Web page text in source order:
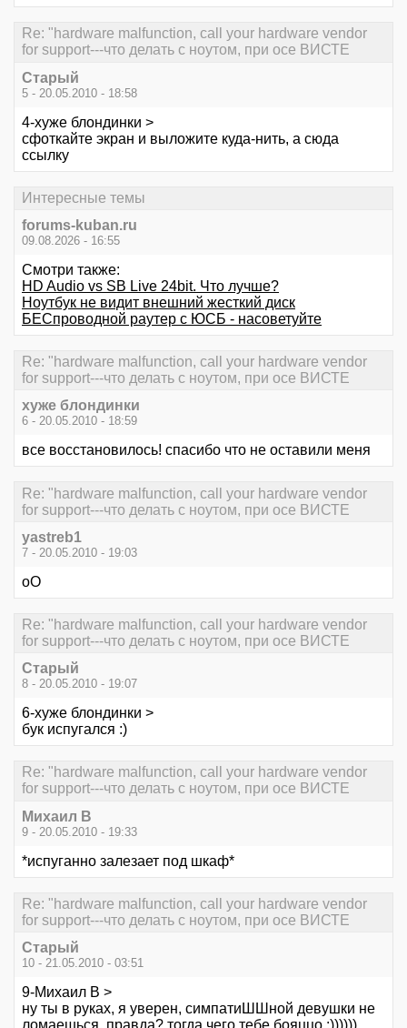
Re: "hardware malfunction, call your hardware vendor
for support---что делать с ноутом, при осе ВИСТЕ
Старый
5 - 20.05.2010 - 18:58
4-хуже блондинки >
сфоткайте экран и выложите куда-нить, а сюда
ссылку
Интересные темы
forums-kuban.ru
09.08.2026 - 16:55
Смотри также:
HD Audio vs SB Live 24bit. Что лучше?
Ноутбук не видит внешний жесткий диск
БЕСпроводной раутер с ЮСБ - насоветуйте
Re: "hardware malfunction, call your hardware vendor
for support---что делать с ноутом, при осе ВИСТЕ
хуже блондинки
6 - 20.05.2010 - 18:59
все восстановилось! спасибо что не оставили меня
Re: "hardware malfunction, call your hardware vendor
for support---что делать с ноутом, при осе ВИСТЕ
yastreb1
7 - 20.05.2010 - 19:03
оО
Re: "hardware malfunction, call your hardware vendor
for support---что делать с ноутом, при осе ВИСТЕ
Старый
8 - 20.05.2010 - 19:07
6-хуже блондинки >
бук испугался :)
Re: "hardware malfunction, call your hardware vendor
for support---что делать с ноутом, при осе ВИСТЕ
Михаил В
9 - 20.05.2010 - 19:33
*испуганно залезает под шкаф*
Re: "hardware malfunction, call your hardware vendor
for support---что делать с ноутом, при осе ВИСТЕ
Старый
10 - 21.05.2010 - 03:51
9-Михаил В >
ну ты в руках, я уверен, симпатиШШной девушки не
ломаешься, правда? тогда чего тебе бояццо :))))))